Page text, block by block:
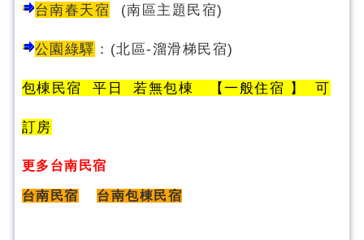
台南春天宿 (南區主題民宿)
公園綠驛 ： (北區-溜滑梯民宿)
包棟民宿 平日 若無包棟 【一般住宿 】 可
訂房
更多台南民宿
台南民宿 台南包棟民宿